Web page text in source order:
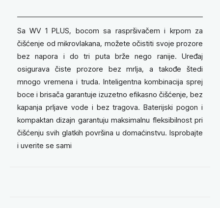
Sa WV 1 PLUS, bocom sa raspršivačem i krpom za
čišćenje od mikrovlakana, možete očistiti svoje prozore
bez napora i do tri puta brže nego ranije. Uređaj
osigurava čiste prozore bez mrlja, a takođe štedi
mnogo vremena i truda. Inteligentna kombinacija sprej
boce i brisača garantuje izuzetno efikasno čišćenje, bez
kapanja prljave vode i bez tragova. Baterijski pogon i
kompaktan dizajn garantuju maksimalnu fleksibilnost pri
čišćenju svih glatkih površina u domaćinstvu. Isprobajte
i uverite se sami